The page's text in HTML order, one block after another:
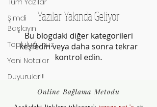
Tüm Yazılar
Şimdi
Başlayın
Topluluğunuz
Yeni Notalar
Duyurular!!!
Yazılar Yakında Geliyor
Bu blogdaki diğer kategorileri
keşfedin veya daha sonra tekrar
kontrol edin.
Online Bağlama Metodu